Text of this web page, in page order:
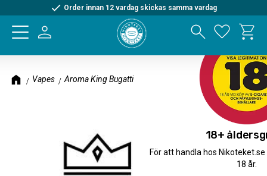
Meny
Order innan 12 vardag skickas samma vardag
Vapes Aroma King Bugatti
18+
För att handla hos
18 år.